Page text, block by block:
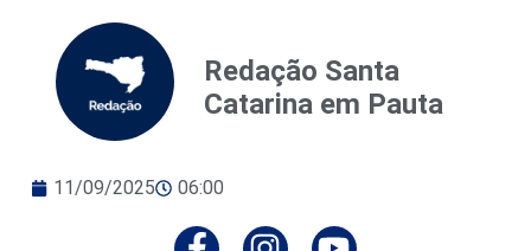
Redação Santa
Catarina em Pauta
11/09/2025 06:00